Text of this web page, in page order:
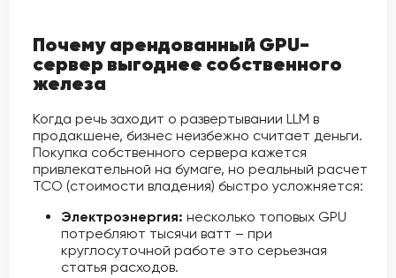
Почему арендованный GPU-
сервер выгоднее собственного
железа
Когда речь заходит о развертывании LLM в
продакшене, бизнес неизбежно считает деньги.
Покупка собственного сервера кажется
привлекательной на бумаге, но реальный расчет
TCO (стоимости владения) быстро усложняется:
Электроэнергия: несколько топовых GPU
потребляют тысячи ватт – при
круглосуточной работе это серьезная
статья расходов.